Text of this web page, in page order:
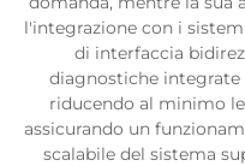
l'integrazione con i
di interfaccia
diagnostiche
riducendo al minimo
assicurando un
scalabile del sistema